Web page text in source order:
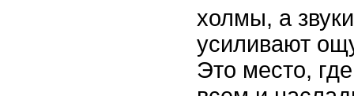
холмы, а
усиливают
Это место,